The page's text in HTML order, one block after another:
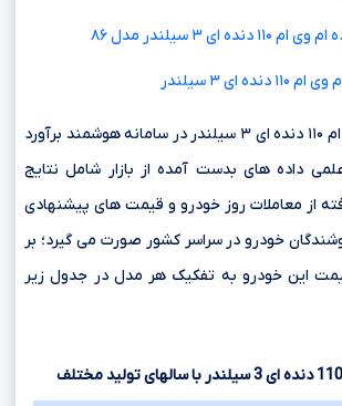
ای ۳ سیلندر مدل ۸۶
ای ۳ سیلندر
تخمین قیمت ام وی ام ۱۱۰ دنده ای ۳ سیلندر در سامانه هوشمند برآورد
داده های بدست آمده از بازار شامل نتایج
از معاملات روز خودرو و قیمت های پیشنهادی
خودرو در سراسر کشور صورت می گیرد؛ بر
این خودرو به تفکیک هر مدل در جدول زیر
110دنده ای3سیلندر با سالهای تولید مختلف